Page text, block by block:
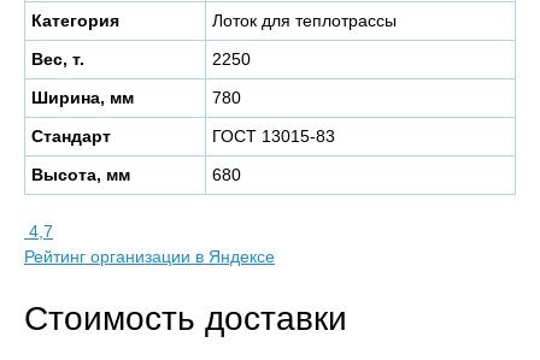
Категория
Лоток для теплотрассы
Вес, т.
2250
Ширина, мм
780
Стандарт
ГОСТ 13015-83
Высота, мм
680
4,7
Рейтинг организации в Яндексе
Стоимость доставки